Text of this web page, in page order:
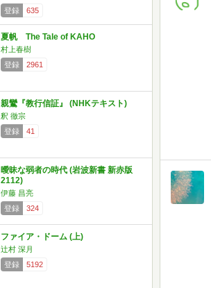
登録
635
夏帆 The Tale of KAHO
村上春樹
登録
2961
親鸞『教行信証』 (NHKテキスト)
釈 徹宗
登録
41
曖昧な弱者の時代 (岩波新書 新赤版
2112)
伊藤 昌亮
登録
324
ファイア・ドーム (上)
辻村 深月
登録
5192